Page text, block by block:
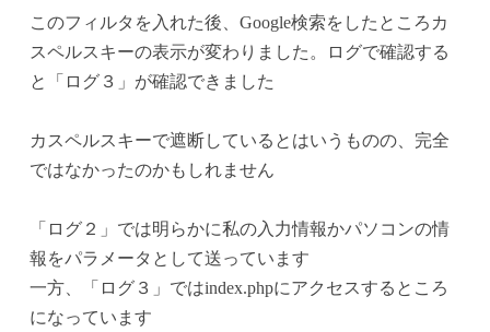
このフィルタを入れた後、Google検索をしたところカ
スペルスキーの表示が変わりました。ログで確認する
と「ログ３」が確認できました
カスペルスキーで遮断しているとはいうものの、完全
ではなかったのかもしれません
「ログ２」では明らかに私の入力情報かパソコンの情
報をパラメータとして送っています
一方、「ログ３」ではindex.phpにアクセスするところ
になっています